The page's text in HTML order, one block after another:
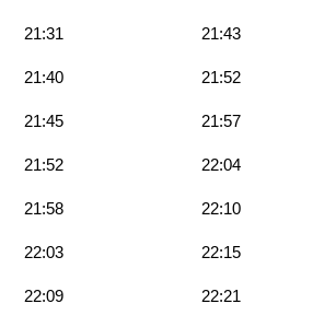
21:31 21:43
21:40 21:52
21:45 21:57
21:52 22:04
21:58 22:10
22:03 22:15
22:09 22:21